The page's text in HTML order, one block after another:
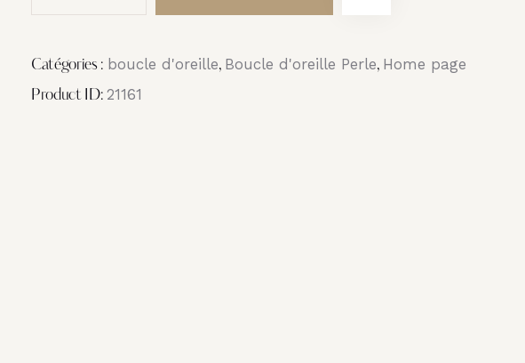
Catégories : boucle d'oreille, Boucle d'oreille Perle, Home page
Product ID: 21161